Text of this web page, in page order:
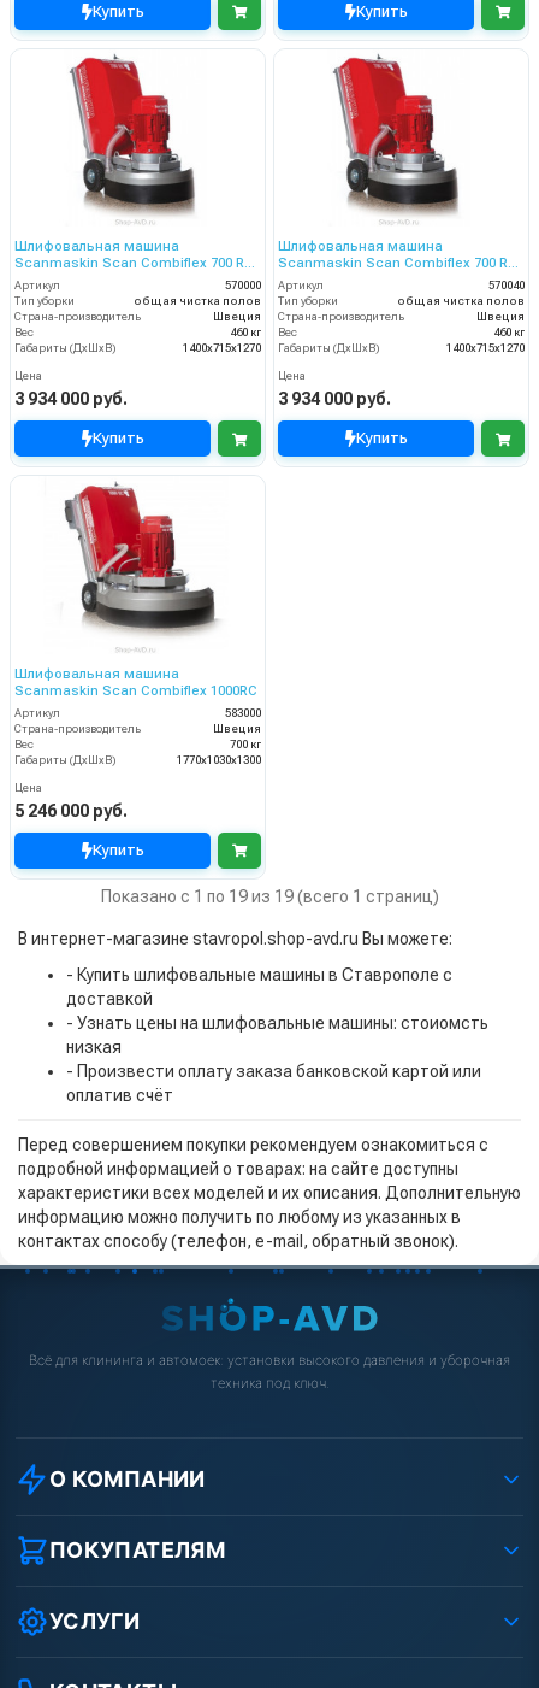
Купить Купить
Шлифовальная машина
Scanmaskin Scan Combiflex 700 RC
(570000)
Артикул
570000
Тип уборки
общая чистка полов
Страна-производитель
Швеция
Вес
460 кг
Габариты (ДхШхВ)
1400х715х1270
Цена
3 934 000 руб.
Купить
Шлифовальная машина
Scanmaskin Scan Combiflex 700 RC
(570040)
Артикул
570040
Тип уборки
общая чистка полов
Страна-производитель
Швеция
Вес
460 кг
Габариты (ДхШхВ)
1400х715х1270
Цена
3 934 000 руб.
Купить
Шлифовальная машина
Scanmaskin Scan Combiflex 1000RC
Артикул
583000
Страна-производитель
Швеция
Вес
700 кг
Габариты (ДхШхВ)
1770х1030х1300
Цена
5 246 000 руб.
Купить
Показано с 1 по 19 из 19 (всего 1 страниц)
В интернет-магазине stavropol.shop-avd.ru Вы можете:
- Купить шлифовальные машины в Ставрополе с
доставкой
- Узнать цены на шлифовальные машины: стоиомсть
низкая
- Произвести оплату заказа банковской картой или
оплатив счёт
Перед совершением покупки рекомендуем ознакомиться с
подробной информацией о товарах: на сайте доступны
характеристики всех моделей и их описания. Дополнительную
информацию можно получить по любому из указанных в
контактах способу (телефон, e-mail, обратный звонок).
Всё для клининга и автомоек: установки высокого давления и уборочная
техника под ключ.
О КОМПАНИИ
О компании
Реквизиты ООО «Шоп АВД»
Защита данных клиента
Условия соглашения
Вакансии
ПОКУПАТЕЛЯМ
Как заказать?
Оплата
Доставка
УСЛУГИ
Ремонт АВД